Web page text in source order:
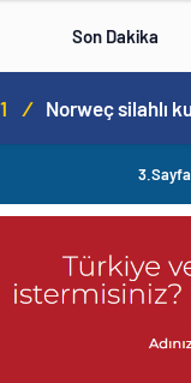
Son Dakika
15:20 /
3.Sayfa